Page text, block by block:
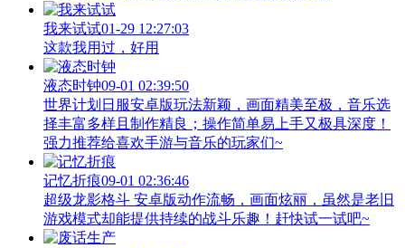
我来试试01-29 12:27:03
这款我用过，好用
液态时钟09-01 02:39:50
世界计划日服安卓版玩法新颖，画面精美至极，音乐选
择丰富多样且制作精良；操作简单易上手又极具深度！
强力推荐给喜欢手游与音乐的玩家们~
记忆折痕09-01 02:36:46
超级龙影格斗 安卓版动作流畅，画面炫丽，虽然是老旧
游戏模式却能提供持续的战斗乐趣！赶快试一试吧~